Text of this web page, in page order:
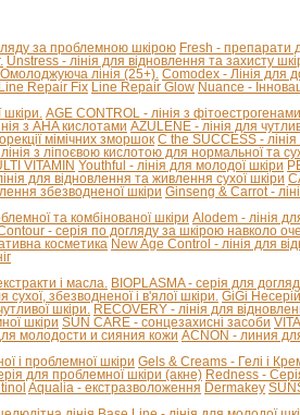
за проблемною шкірою Fresh - препарати
Unstress - лінія для відновлення та захисту
лінія (25+). Comodex - Лінія для
Line Repair Fix Line Repair Glow Nuance -
шкіри. AGE CONTROL - лінія з
з AHA кислотами AZULENE - лінія для
мімічних зморшок C the SUCCESS -
з ліпоєвою кислотою для нормальної та
VITAMIN Youthful - лінія для молодої шкіри
для відновлення та живлення сухої шкіри
збезводненої шкіри Ginseng & Carrot -
та комбінованої шкіри Alodem - лінія
- серія по догляду за шкірою навколо
косметика New Age Control - лінія для
і масла. BIOPLASMA - серія для
збезводненої і в'ялої шкіри. GiGi
​​шкіри. RECOVERY - лінія для
шкіри SUN CARE - сонцезахисні засоби
молодости и сияния кожи ACNON - линия
і проблемної шкіри Gels & Creams - Гелі і
для проблемної шкіри (акне) Redness -
Aqualia - екстразволоження Dermakey